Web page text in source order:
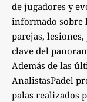
de jugadores y
informado sobre
parejas,
clave del
Además de las
AnalistasPadel
palas realizados